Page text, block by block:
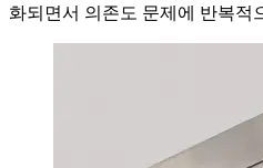
화되면서 의존도 문제에 반복적